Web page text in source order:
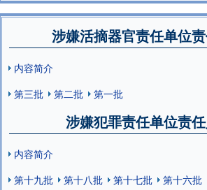
涉嫌活摘器官责任单位
内容简介
第三批
第二批 第一批
涉嫌犯罪责任单位责
内容简介
第十九批
第十八批 第十七批 第十六批